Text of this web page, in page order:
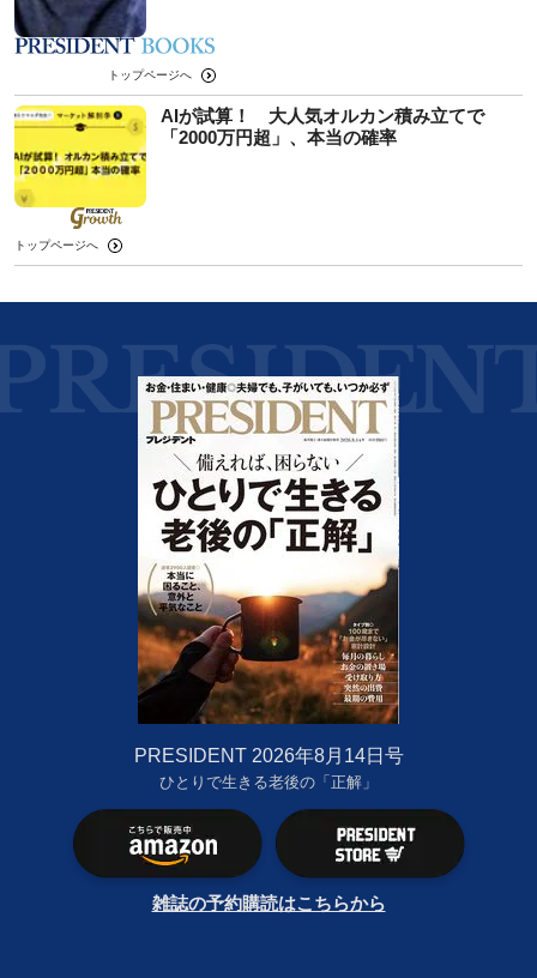
トップページへ
AIが試算！ 大人気オルカン積み立てで
「2000万円超」、本当の確率
トップページへ
PRESIDENT 2026年8月14日号
ひとりで生きる老後の「正解」
雑誌の予約購読はこちらから